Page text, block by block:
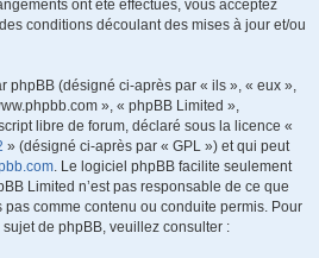
ont été effectués, vous acceptez
conditions découlant des mises à jour et/ou
phpBB (désigné ci-après par « ils », « eux »,
», « phpBB Limited »,
libre de forum, déclaré sous la licence «
» (désigné ci-après par « GPL ») et qui peut
. Le logiciel phpBB facilite seulement
Limited n’est pas responsable de ce que
pas comme contenu ou conduite permis. Pour
de phpBB, veuillez consulter :